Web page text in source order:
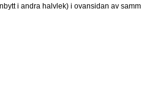
i andra halvlek) i ovansidan av